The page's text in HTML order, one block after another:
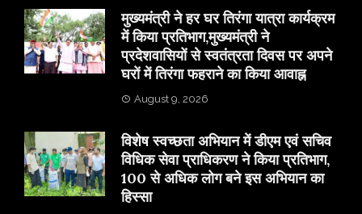
मुख्यमंत्री ने हर घर तिरंगा यात्रा कार्यक्रम
में किया प्रतिभाग,मुख्यमंत्री ने
प्रदेशवासियों से स्वतंत्रता दिवस पर अपने
घरों में तिरंगा फहराने का किया आवाह्न
August 9, 2026
विशेष स्वच्छता अभियान में डीएम एवं सचिव
विधिक सेवा प्राधिकरण ने किया प्रतिभाग,
100 से अधिक लोग बने इस अभियान का
हिस्सा